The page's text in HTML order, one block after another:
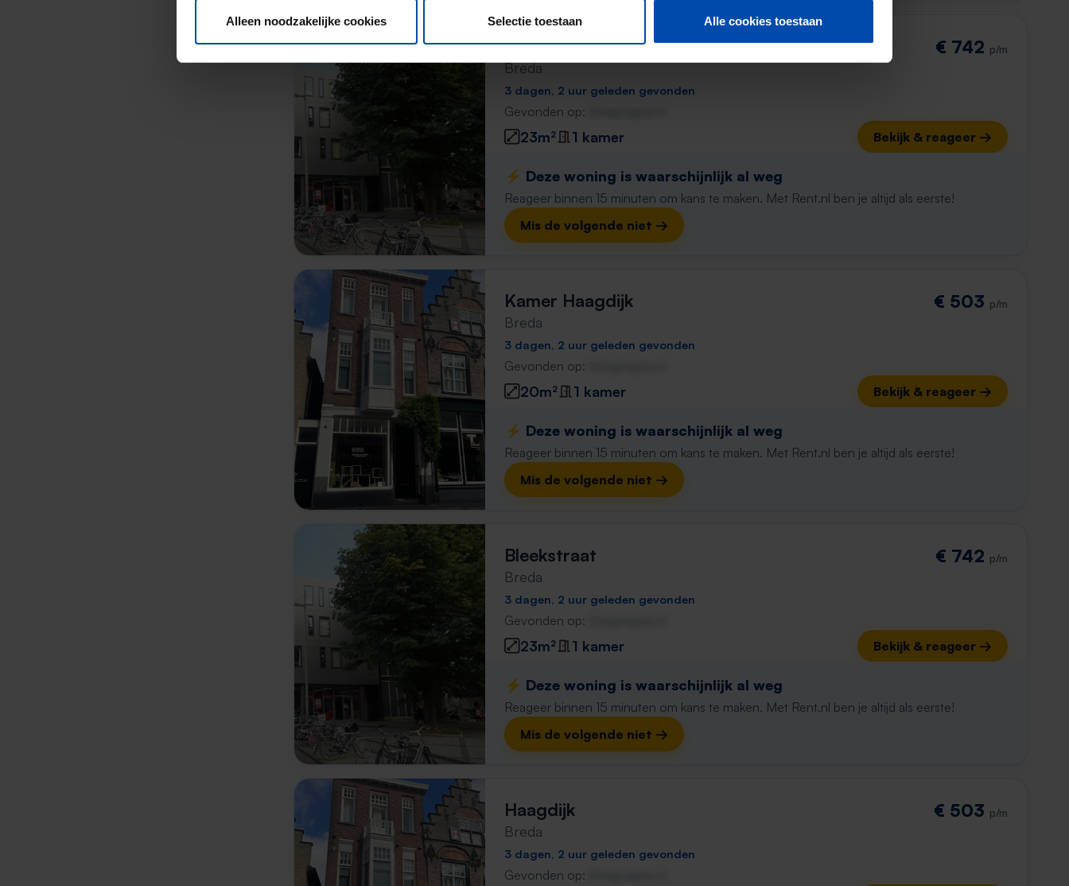
Alleen noodzakelijke cookies Selectie toestaan Alle cookies toestaan
Appartement Bleekstraat
Breda
€ 742 p/m
3 dagen, 2 uur geleden gevonden
Gevonden op:
23m² 1 kamer Bekijk & reageer →
⚡️ Deze woning is waarschijnlijk al weg
Reageer binnen 15 minuten om kans te maken. Met Rent.nl ben je altijd als eerste!
Mis de volgende niet →
Kamer Haagdijk
Breda
€ 503 p/m
3 dagen, 2 uur geleden gevonden
Gevonden op:
20m² 1 kamer Bekijk & reageer →
⚡️ Deze woning is waarschijnlijk al weg
Reageer binnen 15 minuten om kans te maken. Met Rent.nl ben je altijd als eerste!
Mis de volgende niet →
Bleekstraat
Breda
€ 742 p/m
3 dagen, 2 uur geleden gevonden
Gevonden op:
23m² 1 kamer Bekijk & reageer →
⚡️ Deze woning is waarschijnlijk al weg
Reageer binnen 15 minuten om kans te maken. Met Rent.nl ben je altijd als eerste!
Mis de volgende niet →
Haagdijk
Breda
€ 503 p/m
3 dagen, 2 uur geleden gevonden
Gevonden op: